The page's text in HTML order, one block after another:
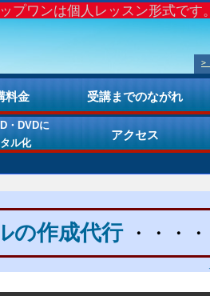
プワンは個人レッスン形式です。
>
料金 受講までのながれ
・DVDに
ル化
アクセス
の作成代行 ・・・